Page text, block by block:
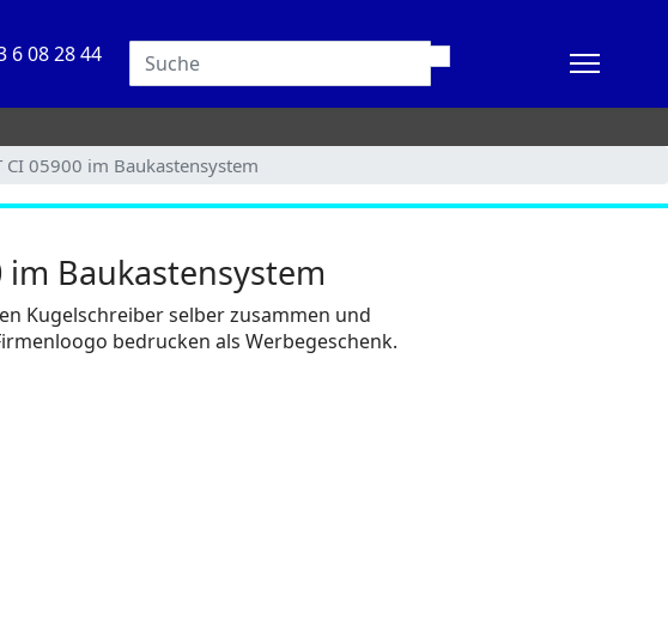
6 08 28 44
CI 05900 im Baukastensystem
im Baukastensystem
Kugelschreiber selber zusammen und
bedrucken als Werbegeschenk.